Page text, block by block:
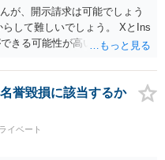
が、開示請求は可能でしょう
して難しいでしょう。 XとIns
きる可能性が高いでしょう。
されている場合、今から進め
ます。 相手を特定できた場
ることは可能でしょうか？ →
せることができるでしょう。
士費用が認められる場合と認
ころでしょう。
誉毀損に該当するか
イベート